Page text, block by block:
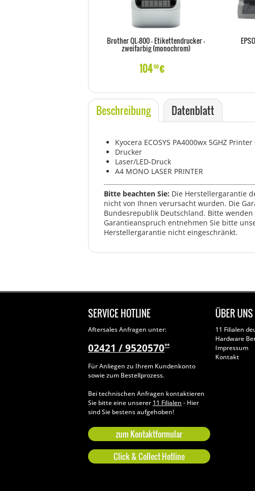
Brother QL-800 - Etikettendrucker -
zweifarbig (monochrom)
10400€
Beschreibung Datenblatt
Kyocera ECOSYS PA4000wx 5GHZ
Drucker
Laser/LED-Druck
A4 MONO LASER PRINTER
Bitte beachten Sie: Die Herstellergarantie
nicht von Ihnen verursacht wurden. Die
Bundesrepublik Deutschland. Bitte
Garantieanspruch entnehmen Sie bitte
Herstellergarantie nicht eingeschränkt.
SERVICE HOTLINE
Aftersales Anfragen unter:
02421 / 9520570**
Für Anliegen zu Ihrem Kundenkonto
sowie zum Bestellprozess.
Bei technischen Anfragen kontaktieren
Sie bitte eine unserer 11 Filialen - Hier
sind Sie bestens aufgehoben!
zum Kontaktformular
Click & Collect Hotline
ÜBER UNS
11 Filialen
Hardware
Impressum
Kontakt